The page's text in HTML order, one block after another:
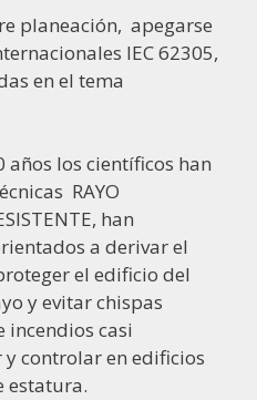
planeación, apegarse
IEC 62305,
en el tema
los científicos han
RAYO
han
a derivar el
el edificio del
y evitar chispas
incendios casi
controlar en edificios
estatura.